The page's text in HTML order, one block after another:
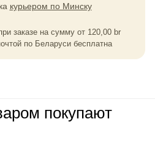
курьером по Минску
заказе на сумму от 120,00 br
по Беларуси бесплатна
покупают